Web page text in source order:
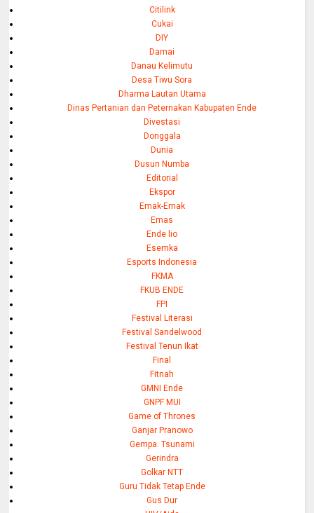
Citilink
Cukai
DIY
Damai
Danau Kelimutu
Desa Tiwu Sora
Dharma Lautan Utama
Dinas Pertanian dan Peternakan Kabupaten Ende
Divestasi
Donggala
Dunia
Dusun Numba
Editorial
Ekspor
Emak-Emak
Emas
Ende lio
Esemka
Esports Indonesia
FKMA
FKUB ENDE
FPI
Festival Literasi
Festival Sandelwood
Festival Tenun Ikat
Final
Fitnah
GMNI Ende
GNPF MUI
Game of Thrones
Ganjar Pranowo
Gempa. Tsunami
Gerindra
Golkar NTT
Guru Tidak Tetap Ende
Gus Dur